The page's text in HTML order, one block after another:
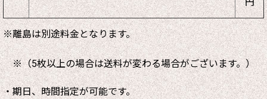
※離島は別途料金となります。
※（5枚以上の場合は送料が変わる場合がございます。）
・期日、時間指定が可能です。